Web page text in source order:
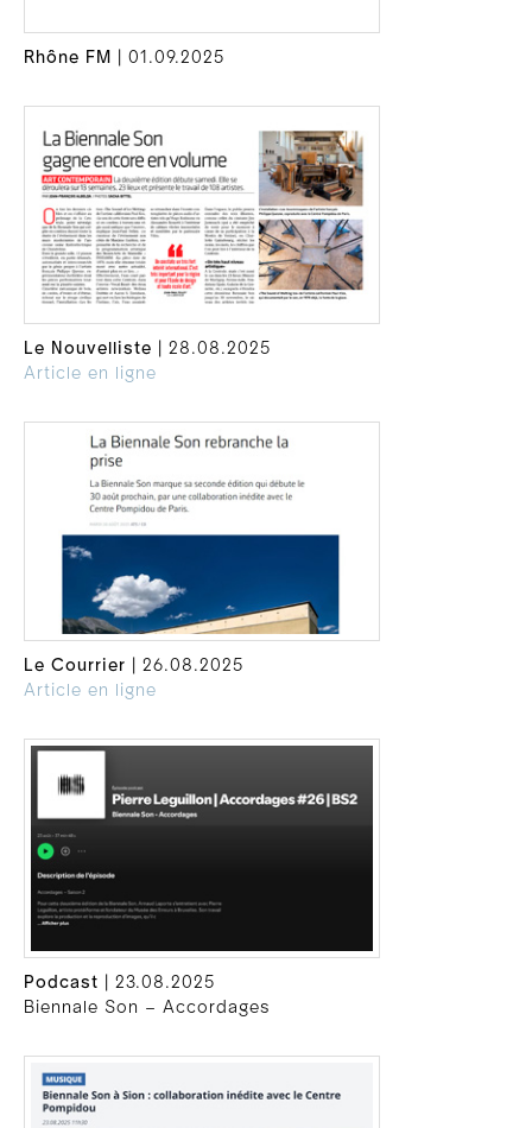
Rhône FM | 01.09.2025
Le Nouvelliste | 28.08.2025
Article en ligne
Le Courrier | 26.08.2025
Article en ligne
Podcast | 23.08.2025
Biennale Son – Accordages